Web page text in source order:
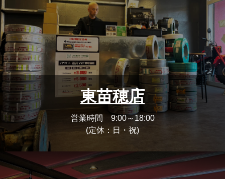
東苗穂店
営業時間 9:00～18:00
(定休：日・祝)